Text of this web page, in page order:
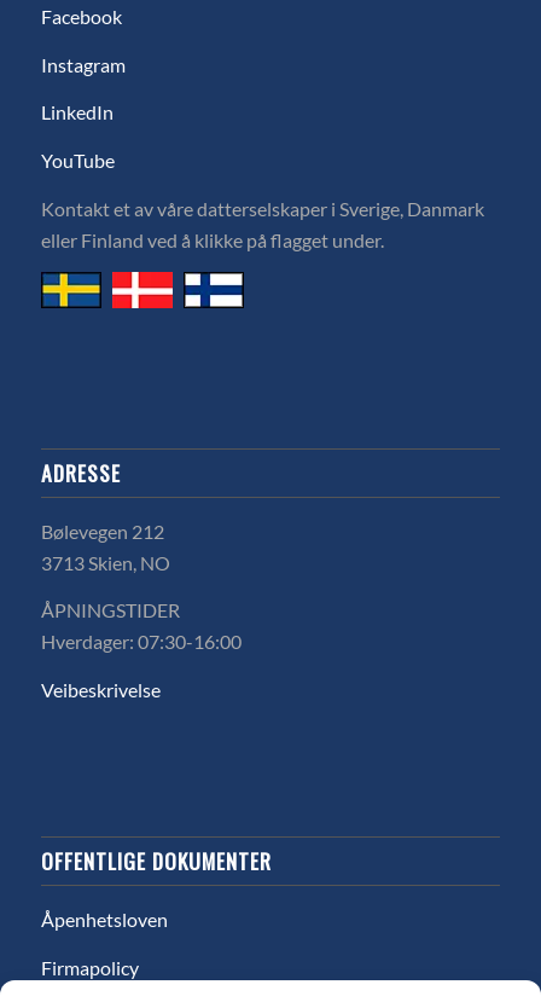
Facebook
Instagram
LinkedIn
YouTube
Kontakt et av våre datterselskaper i Sverige, Danmark
eller Finland ved å klikke på flagget under.
ADRESSE
Bølevegen 212
3713 Skien, NO
ÅPNINGSTIDER
Hverdager: 07:30-16:00
Veibeskrivelse
OFFENTLIGE DOKUMENTER
Åpenhetsloven
Firmapolicy